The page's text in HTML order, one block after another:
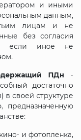
и иными
данным,
лицам и не
без согласия
если иное не
ПДн-
достаточно
в своей структуре
и фотопленка,